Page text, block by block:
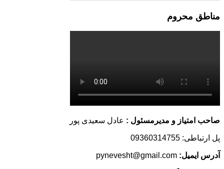
مناطق محروم
صاحب امتیاز و مدیرمسئول : عادل سعیدی پور
پل ارتباطی: 09360314755
آدرس ایمیل: